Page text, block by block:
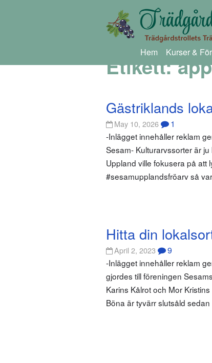
Hem Kurser &
Etikett:
Gästriklands
May 10, 2026 1
-Inlägget innehåller reklam
Sesam- Kulturarvssorter är
Uppland ville fokusera på att
#sesamupplandsfröarv så
Hitta din
April 2, 2023 9
-Inlägget innehåller reklam
gjordes till föreningen
Karins Kålrot och Mor
Böna är tyvärr slutsåld